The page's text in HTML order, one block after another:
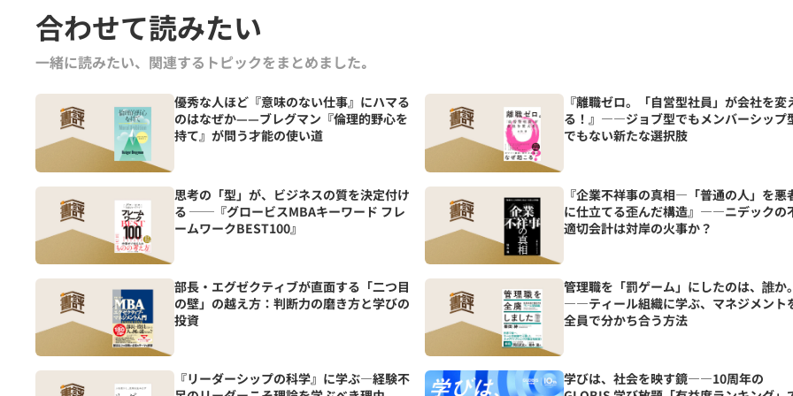
合わせて読みたい
一緒に読みたい、関連するトピックをまとめました｡
優秀な人ほど『意味のない仕事』にハマる
のはなぜか——ブレグマン『倫理的野心を
持て』が問う才能の使い道
『離職ゼロ。「自営型社員」が会社を変
る！』――ジョブ型でもメンバーシップ
でもない新たな選択肢
思考の「型」が、ビジネスの質を決定付け
る ──『グロービスMBAキーワード フレ
ームワークBEST100』
『企業不祥事の真相―「普通の人」を悪
に仕立てる歪んだ構造』――ニデックの
適切会計は対岸の火事か？
部長・エグゼクティブが直面する「二つ目
の壁」の越え方：判断力の磨き方と学びの
投資
管理職を「罰ゲーム」にしたのは、誰か。
――ティール組織に学ぶ、マネジメント
全員で分かち合う方法
『リーダーシップの科学』に学ぶ―経験不
学びは、社会を映す鏡――10周年の